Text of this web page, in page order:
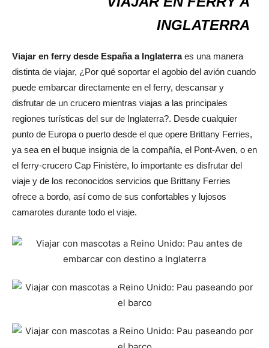
INGLATERRA
Viajar en ferry desde España a Inglaterraes una manera
distinta de viajar, ¿Por qué soportar el agobio del avión cuando
puede embarcar directamente en el ferry, descansar y
disfrutar de un crucero mientras viajas a las principales
regiones turísticas del sur de Inglaterra?. Desde cualquier
punto de Europa o puerto desde el que opere Brittany Ferries,
ya sea en el buque insignia de la compañía, el Pont-Aven, o en
el ferry-crucero Cap Finistère, lo importante es disfrutar del
viaje y de los reconocidos servicios que Brittany Ferries
ofrece a bordo, así como de sus confortables y lujosos
camarotes durante todo el viaje.